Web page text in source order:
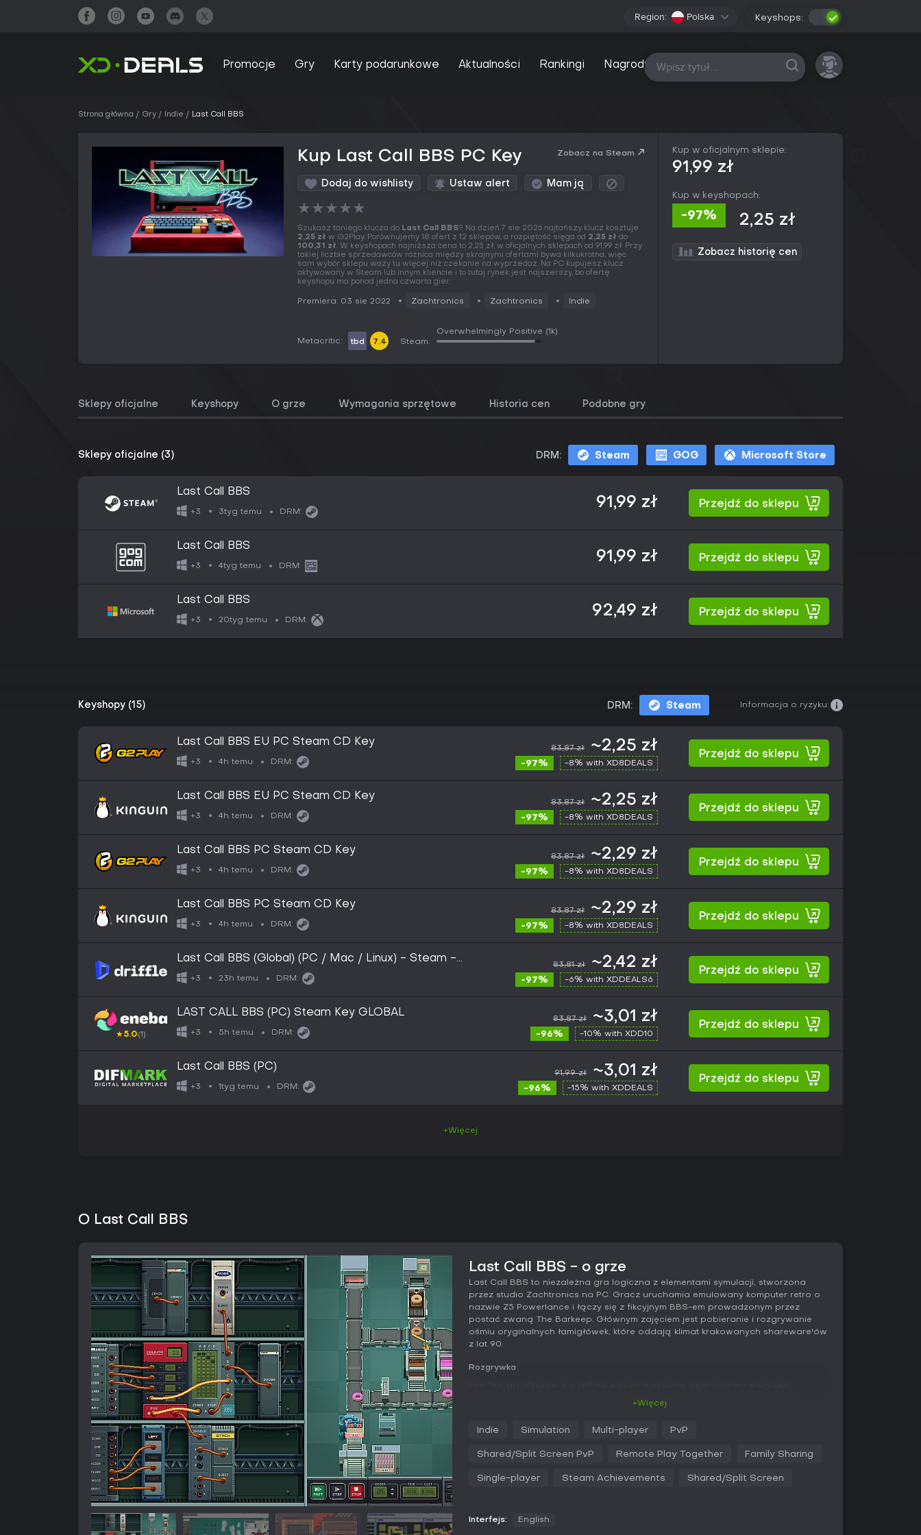
Region: Polska Keyshops:
Promocje Gry Karty podarunkowe Aktualności Rankingi Nagrody Wszystkie platformy
Strona główna Gry Indie Last Call BBS
Kup Last Call BBS PC Key Zobacz na Steam
Dodaj do wishlisty Ustaw alert Mam ją
★★★★★
Szukasz taniego klucza do Last Call BBS? Na dzień 7 sie 2026 najtańszy klucz kosztuje
2,25 zł w G2Play. Porównujemy 18 ofert z 12 sklepów, a rozpiętość sięga od 2,25 zł do
100,31 zł. W keyshopach najniższa cena to 2,25 zł, w oficjalnych sklepach od 91,99 zł. Przy
takiej liczbie sprzedawców różnica między skrajnymi ofertami bywa kilkukrotna, więc
sam wybór sklepu waży tu więcej niż czekanie na wyprzedaż. Na PC kupujesz klucz
aktywowany w Steam lub innym kliencie i to tutaj rynek jest najszerszy, bo ofertę
keyshopu ma ponad jedna czwarta gier.
Premiera: 03 sie 2022 Zachtronics Zachtronics Indie
Metacritic: tbd 7.4 Steam:
Overwhelmingly Positive (1k)
Kup w oficjalnym sklepie:
91,99 zł
Kup w keyshopach:
-97% 2,25 zł
Zobacz historię cen
Sklepy oficjalne Keyshopy O grze Wymagania sprzętowe Historia cen Podobne gry
Sklepy oficjalne (3) DRM: Steam GOG Microsoft Store
Last Call BBS
+3 3tyg temu DRM:
91,99 zł Przejdź do sklepu
Last Call BBS
+3 4tyg temu DRM:
91,99 zł Przejdź do sklepu
Last Call BBS
+3 20tyg temu DRM:
92,49 zł Przejdź do sklepu
Keyshopy (15) DRM: Steam Informacja o ryzyku:
Last Call BBS EU PC Steam CD Key
+3 4h temu DRM:
83,87 zł ~2,25 zł
-97% -8% with XD8DEALS
Przejdź do sklepu
Last Call BBS EU PC Steam CD Key
+3 4h temu DRM:
83,87 zł ~2,25 zł
-97% -8% with XD8DEALS
Przejdź do sklepu
Last Call BBS PC Steam CD Key
+3 4h temu DRM:
83,87 zł ~2,29 zł
-97% -8% with XD8DEALS
Przejdź do sklepu
Last Call BBS PC Steam CD Key
+3 4h temu DRM:
83,87 zł ~2,29 zł
-97% -8% with XD8DEALS
Przejdź do sklepu
Last Call BBS (Global) (PC / Mac / Linux) - Steam -
Digital Key
+3 23h temu DRM:
83,81 zł ~2,42 zł
-97% -6% with XDDEALS6
Przejdź do sklepu
★5.0(1)
LAST CALL BBS (PC) Steam Key GLOBAL
+3 5h temu DRM:
83,87 zł ~3,01 zł
-96% -10% with XDD10
Przejdź do sklepu
Last Call BBS (PC)
+3 1tyg temu DRM:
91,99 zł ~3,01 zł
-96% -15% with XDDEALS
Przejdź do sklepu
+Więcej
O Last Call BBS
Last Call BBS - o grze
Last Call BBS to niezależna gra logiczna z elementami symulacji, stworzona
przez studio Zachtronics na PC. Gracz uruchamia emulowany komputer retro o
nazwie Z5 Powerlance i łączy się z fikcyjnym BBS-em prowadzonym przez
postać zwaną The Barkeep. Głównym zajęciem jest pobieranie i rozgrywanie
ośmiu oryginalnych łamigłówek, które oddają klimat krakowanych shareware'ów
z lat 90.
Rozgrywka
kolejne tytuły, które uruchamiają się we własnych oknach z ograniczoną paletą
trudniejszych zagadek logicznych, zarządzania zasobami i przestrzegania reguł
grafika w wysokiej rozdzielczości oraz ścieżka dźwiękowa oparta na syntezie
poprzez wiadomości na BBS-ie i ukryte informacje o The Barkeep, fikcyjnych
Tryby gry
+Więcej
Indie Simulation Multi-player PvP
Shared/Split Screen PvP Remote Play Together Family Sharing
Single-player Steam Achievements Shared/Split Screen
Interfejs: English